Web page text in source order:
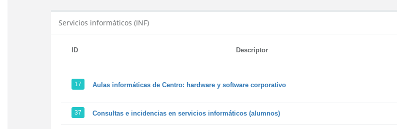
Servicios informáticos (INF)
ID Descriptor
17 Aulas informáticas de Centro: hardware y software corporativo
37 Consultas e incidencias en servicios informáticos (alumnos)